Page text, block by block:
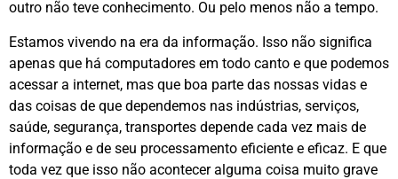
outro não teve conhecimento. Ou pelo menos não a tempo.
Estamos vivendo na era da informação. Isso não significa
apenas que há computadores em todo canto e que podemos
acessar a internet, mas que boa parte das nossas vidas e
das coisas de que dependemos nas indústrias, serviços,
saúde, segurança, transportes depende cada vez mais de
informação e de seu processamento eficiente e eficaz. E que
toda vez que isso não acontecer alguma coisa muito grave